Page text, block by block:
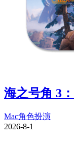
海之号角 3
Mac角色扮演
2026-8-1